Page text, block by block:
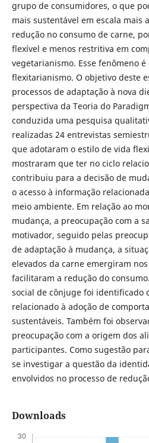
grupo de consumidores, o que
mais sustentável em escala mais
redução no consumo de carne,
flexível e menos restritiva em
vegetarianismo. Esse fenômeno
flexitarianismo. O objetivo deste
processos de adaptação à nova
perspectiva da Teoria do
conduzida uma pesquisa
realizadas 24 entrevistas
que adotaram o estilo de vida
mostraram que ter no ciclo
contribuiu para a decisão de
o acesso à informação
meio ambiente. Em relação ao
mudança, a preocupação com a
motivador, seguido pelas
de adaptação à mudança, a
elevados da carne emergiram
facilitaram a redução do
social de cônjuge foi identificado
relacionado à adoção de
sustentáveis. Também foi
preocupação com a origem dos
participantes. Como sugestão
se investigar a questão da
envolvidos no processo de
Downloads